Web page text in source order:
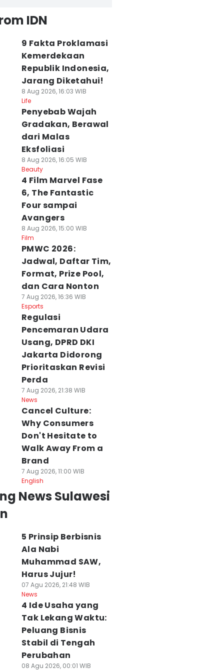
IDN
9 Fakta Proklamasi
Kemerdekaan
Republik Indonesia,
Jarang Diketahui!
8 Aug 2026, 16:03 WIB
Life
Penyebab Wajah
Gradakan, Berawal
dari Malas
Eksfoliasi
8 Aug 2026, 16:05 WIB
Beauty
4 Film Marvel Fase
6, The Fantastic
Four sampai
Avangers
8 Aug 2026, 15:00 WIB
Film
PMWC 2026:
Jadwal, Daftar Tim,
Format, Prize Pool,
dan Cara Nonton
7 Aug 2026, 16:36 WIB
Esports
Regulasi
Pencemaran Udara
Usang, DPRD DKI
Jakarta Didorong
Prioritaskan Revisi
Perda
7 Aug 2026, 21:38 WIB
News
Cancel Culture:
Why Consumers
Don't Hesitate to
Walk Away From a
Brand
7 Aug 2026, 11:00 WIB
English
News Sulawesi
5 Prinsip Berbisnis
Ala Nabi
Muhammad SAW,
Harus Jujur!
07 Agu 2026, 21:48 WIB
News
4 Ide Usaha yang
Tak Lekang Waktu:
Peluang Bisnis
Stabil di Tengah
Perubahan
08 Agu 2026, 00:01 WIB